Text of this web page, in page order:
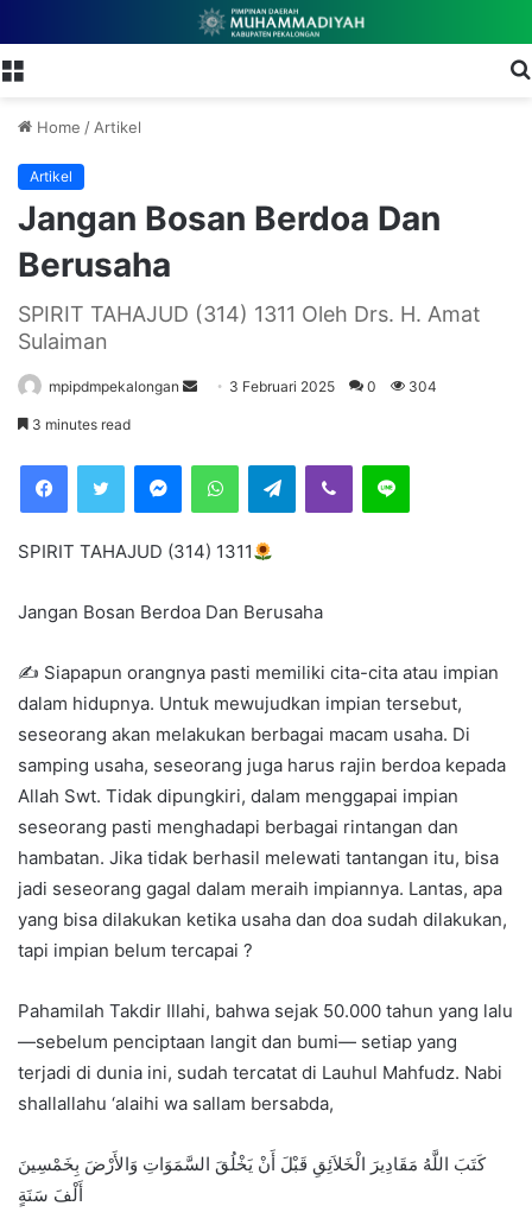
Home /Artikel
Artikel
Jangan Bosan Berdoa Dan
Berusaha
SPIRIT TAHAJUD (314) 1311 Oleh Drs. H. Amat
Sulaiman
mpipdmpekalongan
e
a
l
3 Februari 2025 0 304
3 minutes read
Telegram
SPIRIT TAHAJUD (314) 1311
Jangan Bosan Berdoa Dan Berusaha
✍ Siapapun orangnya pasti memiliki cita-cita atau impian
dalam hidupnya. Untuk mewujudkan impian tersebut,
seseorang akan melakukan berbagai macam usaha. Di
samping usaha, seseorang juga harus rajin berdoa kepada
Allah Swt. Tidak dipungkiri, dalam menggapai impian
seseorang pasti menghadapi berbagai rintangan dan
hambatan. Jika tidak berhasil melewati tantangan itu, bisa
jadi seseorang gagal dalam meraih impiannya. Lantas, apa
yang bisa dilakukan ketika usaha dan doa sudah dilakukan,
tapi impian belum tercapai ?
Pahamilah Takdir Illahi, bahwa sejak 50.000 tahun yang lalu
—sebelum penciptaan langit dan bumi— setiap yang
terjadi di dunia ini, sudah tercatat di Lauhul Mahfudz. Nabi
shallallahu ‘alaihi wa sallam bersabda,
كَتَبَ اللَّهُ مَقَادِيرَ الْخَلاَئِقِ قَبْلَ أَنْ يَخْلُقَ السَّمَوَاتِ وَالأَرْضَ بِخَمْسِينَ
أَلْفَ سَنَةٍ